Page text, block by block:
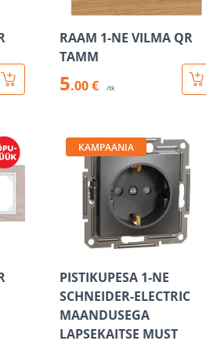
RAAM 1-NE VILMA QR
TAMM
5.00 € /tk
KAMPAANIA
PISTIKUPESA 1-NE
SCHNEIDER-ELECTRIC
MAANDUSEGA
LAPSEKAITSE MUST